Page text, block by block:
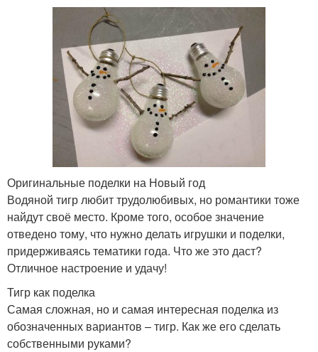
Оригинальные поделки на Новый год
Водяной тигр любит трудолюбивых, но романтики тоже
найдут своё место. Кроме того, особое значение
отведено тому, что нужно делать игрушки и поделки,
придерживаясь тематики года. Что же это даст?
Отличное настроение и удачу!
Тигр как поделка
Самая сложная, но и самая интересная поделка из
обозначенных вариантов – тигр. Как же его сделать
собственными руками?